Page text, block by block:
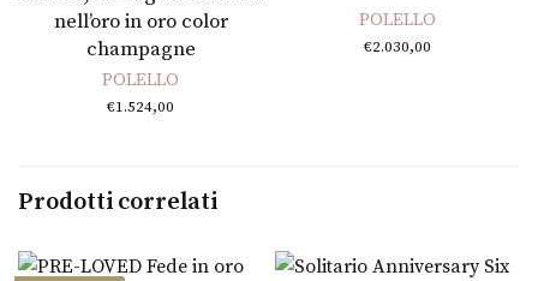
nell’oro in oro color
champagne
POLELLO
€1.524,00
POLELLO
€2.030,00
Prodotti correlati